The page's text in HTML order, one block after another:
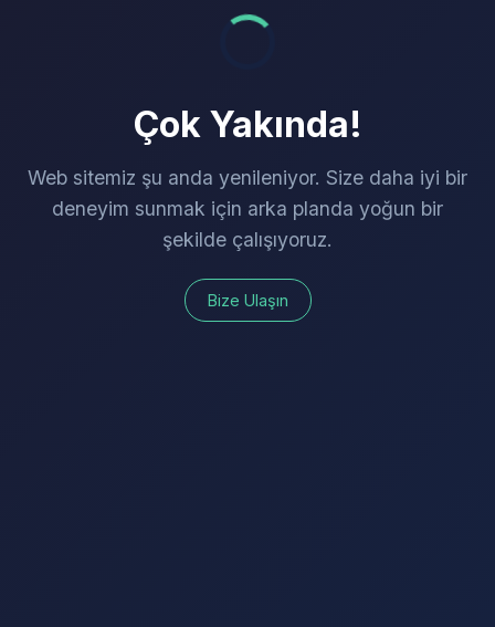
Çok Yakında!
Web sitemiz şu anda yenileniyor. Size daha iyi bir
deneyim sunmak için arka planda yoğun bir
şekilde çalışıyoruz.
Bize Ulaşın